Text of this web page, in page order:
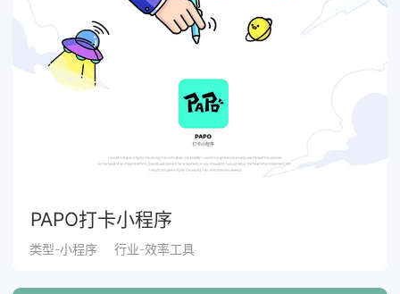
PAPO打卡小程序
类型-小程序 行业-效率工具